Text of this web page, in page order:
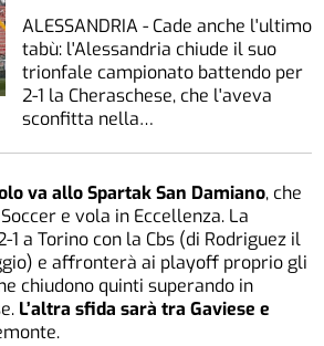
ALESSANDRIA - Cade anche l'ultimo
tabù: l'Alessandria chiude il suo
trionfale campionato battendo per
2-1 la Cheraschese, che l'aveva
sconfitta nella…
va allo Spartak San Damiano, che
e vola in Eccellenza. La
1 a Torino con la Cbs (di Rodriguez il
e affronterà ai playoff proprio gli
chiudono quinti superando in
L’altra sfida sarà tra Gaviese e